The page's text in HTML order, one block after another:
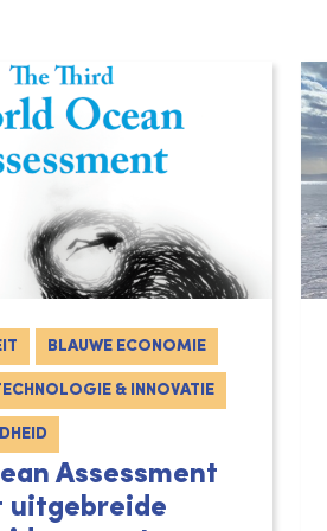
BLAUWE ECONOMIE
& INNOVATIE
Assessment
uitgebreide